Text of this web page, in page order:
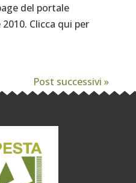
del portale
Clicca qui per
Post successivi »